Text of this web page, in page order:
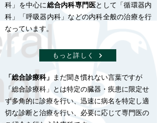
科」を中心に総合内科専門医として「循環器内
科」「呼吸器内科」などの内科全般の治療を行
なっています。
「総合診療科」
まだ聞き慣れない言葉ですが
「総合診療科」とは特定の臓器・疾患に限定せ
ず多角的に診療を行い、迅速に病名を特定し適
切な診断と治療を行い、必要に応じて専門医の
もっと詳しく